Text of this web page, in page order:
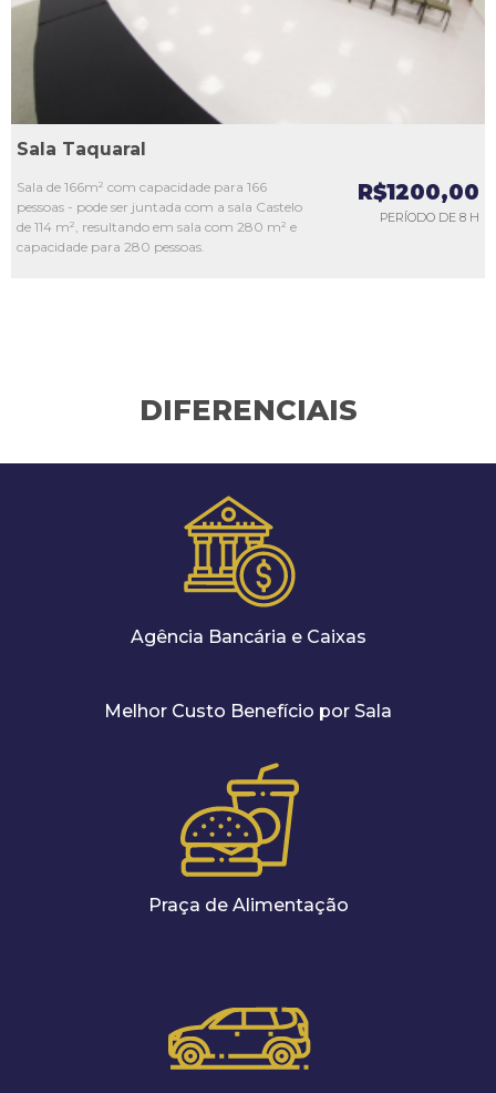
Sala Taquaral
Sala de 166m² com capacidade para 166
pessoas - pode ser juntada com a sala Castelo
de 114 m², resultando em sala com 280 m² e
capacidade para 280 pessoas.
R$1200,00
PERÍODO DE 8 H
DIFERENCIAIS
Agência Bancária e Caixas
Melhor Custo Benefício por Sala
Praça de Alimentação